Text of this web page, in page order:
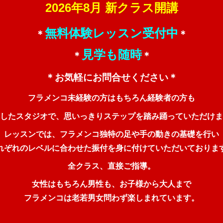
2026年8月 新クラス開講
＊ 無料体験レッスン受付中 ＊
＊ 見学も随時＊
＊お気軽にお問合せください＊
フラメンコ未経験の方はもちろん経験者の方も
たスタジオで、思いっきりステップを踏み踊っていただけま
レッスンでは、フラメンコ独特の足や手の動きの基礎を行い
ぞれのレベルに合わせた振付を身に付けていただいておりま
全クラス、直接ご指導。
女性はもちろん男性も、お子様から大人まで
フラメンコは老若男女問わず楽しまれています。